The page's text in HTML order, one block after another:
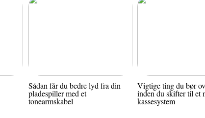
Sådan får du bedre lyd fra din
pladespiller med et
tonearmskabel
Vigtige ting du bør
inden du skifter til et
kassesystem